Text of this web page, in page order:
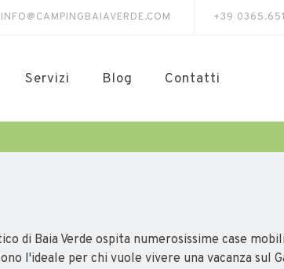
INFO@CAMPINGBAIAVERDE.COM +39
Servizi Blog Contatti
di Baia Verde ospita numerosissime case
l'ideale per chi vuole vivere una vacanza sul